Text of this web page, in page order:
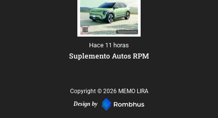
Hace 11 horas
Suplemento Autos RPM
Copyright © 2026 MEMO LIRA
Design by